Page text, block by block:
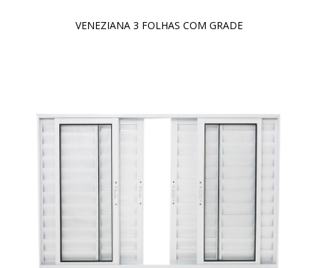
VENEZIANA 3 FOLHAS COM GRADE